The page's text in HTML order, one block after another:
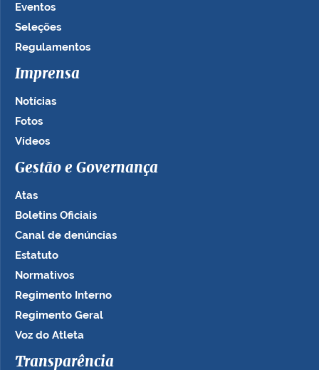
Eventos
Seleções
Regulamentos
Imprensa
Notícias
Fotos
Vídeos
Gestão e Governança
Atas
Boletins Oficiais
Canal de denúncias
Estatuto
Normativos
Regimento Interno
Regimento Geral
Voz do Atleta
Transparência